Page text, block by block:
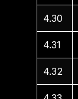
4.30
4.31
4.32